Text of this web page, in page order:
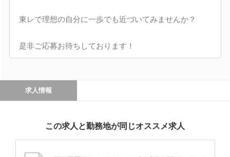
東レで理想の自分に一歩でも近づいてみませんか？
是非ご応募お待ちしております！
求人情報
この求人と勤務地が同じオススメ求人